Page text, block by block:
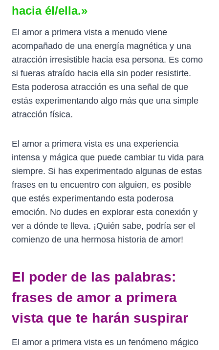
hacia él/ella.»
El amor a primera vista a menudo viene
acompañado de una energía magnética y una
atracción irresistible hacia esa persona. Es como
si fueras atraído hacia ella sin poder resistirte.
Esta poderosa atracción es una señal de que
estás experimentando algo más que una simple
atracción física.
El amor a primera vista es una experiencia
intensa y mágica que puede cambiar tu vida para
siempre. Si has experimentado algunas de estas
frases en tu encuentro con alguien, es posible
que estés experimentando esta poderosa
emoción. No dudes en explorar esta conexión y
ver a dónde te lleva. ¡Quién sabe, podría ser el
comienzo de una hermosa historia de amor!
El poder de las palabras:
frases de amor a primera
vista que te harán suspirar
El amor a primera vista es un fenómeno mágico